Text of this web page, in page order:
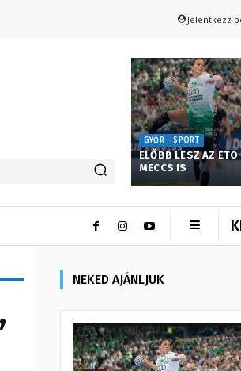
Jelentkezz
GYŐR - SPORT
ELŐBB LESZ AZ
MECCS IS
NEKED AJÁNLJUK